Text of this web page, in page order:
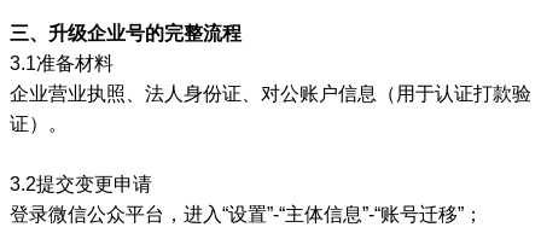
三、升级企业号的完整流程
3.1准备材料
企业营业执照、法人身份证、对公账户信息（用于认证打款验
证）。
3.2提交变更申请
登录微信公众平台，进入“设置”-“主体信息”-“账号迁移”；